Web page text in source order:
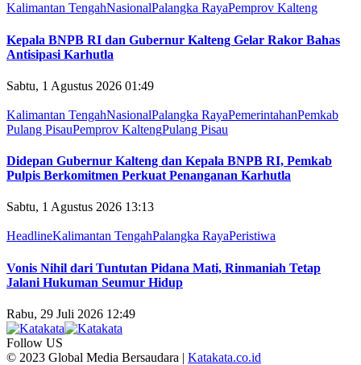
Kalimantan TengahNasionalPalangka RayaPemprov Kalteng
Kepala BNPB RI dan Gubernur Kalteng Gelar Rakor Bahas
Antisipasi Karhutla
Sabtu, 1 Agustus 2026 01:49
Kalimantan TengahNasionalPalangka RayaPemerintahanPemkab
Pulang PisauPemprov KaltengPulang Pisau
Didepan Gubernur Kalteng dan Kepala BNPB RI, Pemkab
Pulpis Berkomitmen Perkuat Penanganan Karhutla
Sabtu, 1 Agustus 2026 13:13
HeadlineKalimantan TengahPalangka RayaPeristiwa
Vonis Nihil dari Tuntutan Pidana Mati, Rinmaniah Tetap
Jalani Hukuman Seumur Hidup
Rabu, 29 Juli 2026 12:49
Follow US
© 2023 Global Media Bersaudara | Katakata.co.id